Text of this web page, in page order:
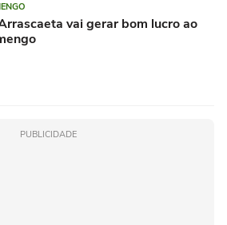
vai gerar bom lucro ao
PUBLICIDADE